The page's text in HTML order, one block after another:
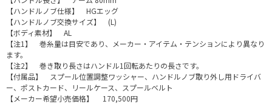
【ハンドルノブ仕様】 HGエッグ
【ハンドルノブ交換サイズ】 (L)
【ボディ素材】 AL
【注1】 巻糸量は目安であり、メーカー・アイテム・テンションにより異なり
ます。
【注2】 巻き取り長さはハンドル1回転あたりの長さです。
【付属品】 スプール位置調整ワッシャー、ハンドルノブ取り外し用ドライバ
ー、ポストカード、リールケース、スプールベルト
【メーカー希望小売価格】 170,500円